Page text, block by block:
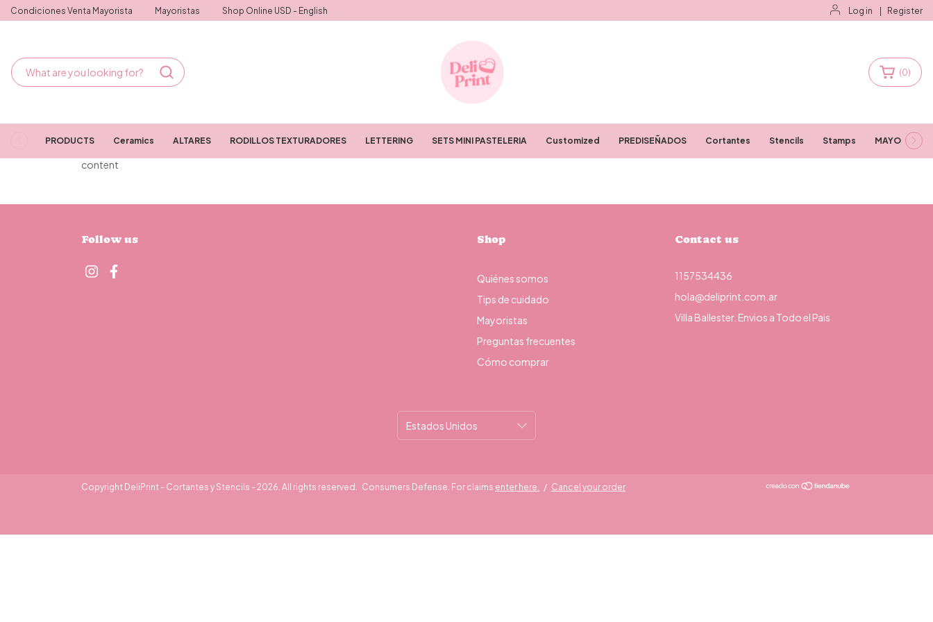
Condiciones Venta Mayorista Mayoristas Shop Online USD - English Log in Register
(0)
PRODUCTS Ceramics ALTARES RODILLOS TEXTURADORES LETTERING SETS MINI PASTELERIA Customized PREDISEÑADOS Cortantes Stencils Stamps MAYORISTAS
content
Follow us Shop
Quiénes somos
Tips de cuidado
Mayoristas
Preguntas frecuentes
Cómo comprar
Contact us
1157534436
hola@deliprint.com.ar
Villa Ballester. Envios a Todo el Pais
Copyright DeliPrint - Cortantes y Stencils - 2026. All rights reserved. Consumers Defense. For claims enter here. / Cancel your order